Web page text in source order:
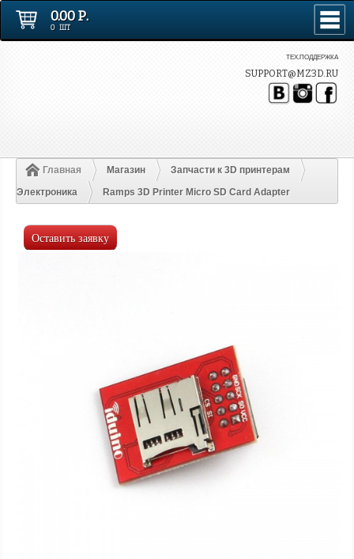
ТЕХ.ПОДДЕРЖКА
SUPPORT@MZ3D.RU
0.00 Р.
0 ШТ
Главная Магазин
Запчасти к 3D принтерам
Электроника
Ramps 3D Printer Micro SD Card Adapter
Оставить заявку